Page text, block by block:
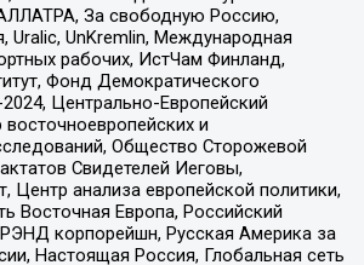
За свободную Россию,
Uralic, UnKremlin, Международная
рабочих, ИстЧам Финланд,
Фонд Демократического
Центрально-Европейский
восточноевропейских и
Общество Сторожевой
Свидетелей Иеговы,
Центр анализа европейской политики,
Восточная Европа, Российский
корпорейшн, Русская Америка за
Настоящая Россия, Глобальная сеть